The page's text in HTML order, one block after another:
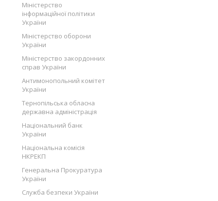
Міністерство
інформаційної політики
України
Міністерство оборони
України
Міністерство закордонних
справ України
Антимонопольний комітет
України
Тернопільська обласна
державна адміністрація
Національний банк
України
Національна комісія
НКРЕКП
Генеральна Прокуратура
України
Служба безпеки України